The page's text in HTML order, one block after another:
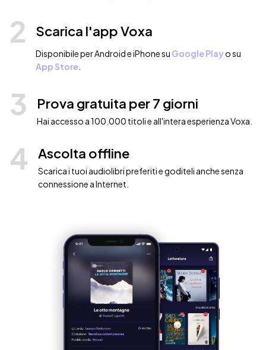
2 Scarica l'app Voxa
Disponibile per Android e iPhone su Google Playo su
App Store
3 Prova gratuita per 7 giorni
Hai accesso a 100.000 titoli e all'intera esperienza Voxa.
4 Ascolta offline
Scarica i tuoi audiolibri preferiti e goditeli anche senza
connessione a Internet.